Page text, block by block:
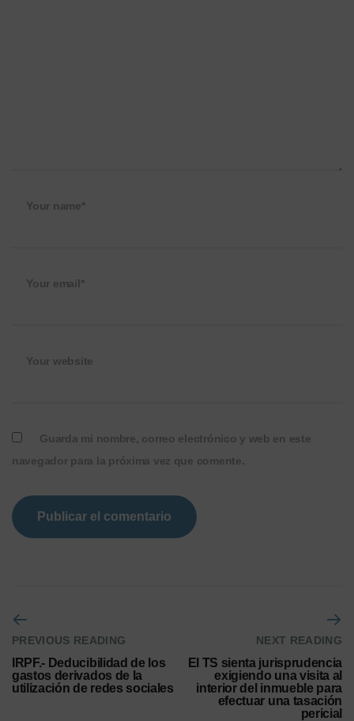
Your name*
Your email*
Your website
Guarda mi nombre, correo electrónico y web en este
navegador para la próxima vez que comente.
PREVIOUS READING
IRPF.- Deducibilidad de los
gastos derivados de la
utilización de redes sociales
NEXT READING
El TS sienta jurisprudencia
exigiendo una visita al
interior del inmueble para
efectuar una tasación
pericial